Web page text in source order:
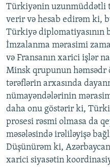
Türkiyənin uzunmüddətli
verir və hesab edirəm ki,
Türkiyə diplomatiyasının
İmzalanma mərasimi
və Fransanın xarici işlər
Minsk qrupunun
tərəflərin arxasında
nümayəndələrinin
daha onu göstərir ki,
prosesi rəsmi olmasa da
məsələsində irəliləyişə
Düşünürəm ki,
xarici siyasətin